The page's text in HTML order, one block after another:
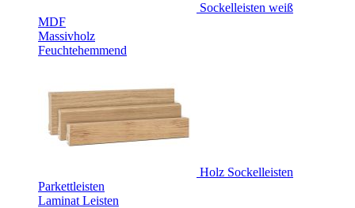
Sockelleisten weiß
MDF
Massivholz
Feuchtehemmend
Holz Sockelleisten
Parkettleisten
Laminat Leisten